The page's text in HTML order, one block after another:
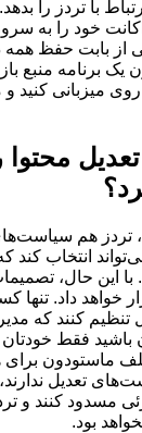
با تردز را
اکانت خود را به
از بابت حفظ همه
یک برنامه منبع
میزبانی کنید
محتوا
تردز هم
انتخاب کند
این حال،
خواهد داد. تنها
تنظیم کنند که
باشید فقط خودتان
برای
تعدیل ندارند،
کنند و
بود.